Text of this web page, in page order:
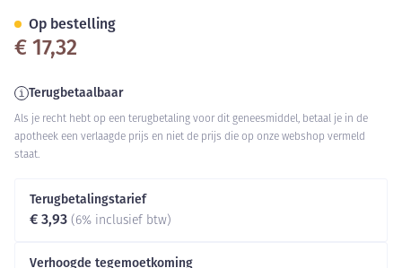
€ 17,32
Terugbetaalbaar
Als je recht hebt op een terugbetaling voor dit geneesmiddel, betaal je in de
apotheek een verlaagde prijs en niet de prijs die op onze webshop vermeld
staat.
Terugbetalingstarief
€ 3,93 (6% inclusief btw)
Verhoogde tegemoetkoming
Op bestelling